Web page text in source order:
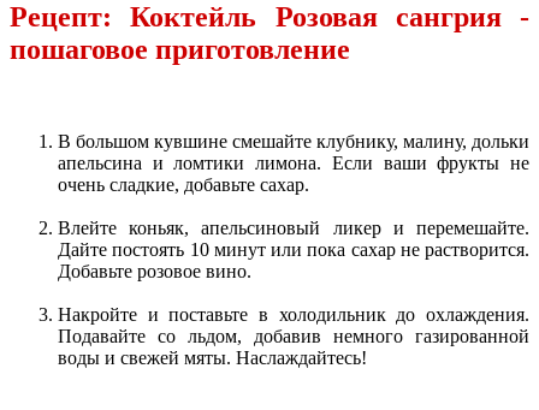
Рецепт: Коктейль Розовая сангрия -
пошаговое приготовление
В большом кувшине смешайте клубнику, малину, дольки
апельсина и ломтики лимона. Если ваши фрукты не
очень сладкие, добавьте сахар.
Влейте коньяк, апельсиновый ликер и перемешайте.
Дайте постоять 10 минут или пока сахар не растворится.
Добавьте розовое вино.
Накройте и поставьте в холодильник до охлаждения.
Подавайте со льдом, добавив немного газированной
воды и свежей мяты. Наслаждайтесь!